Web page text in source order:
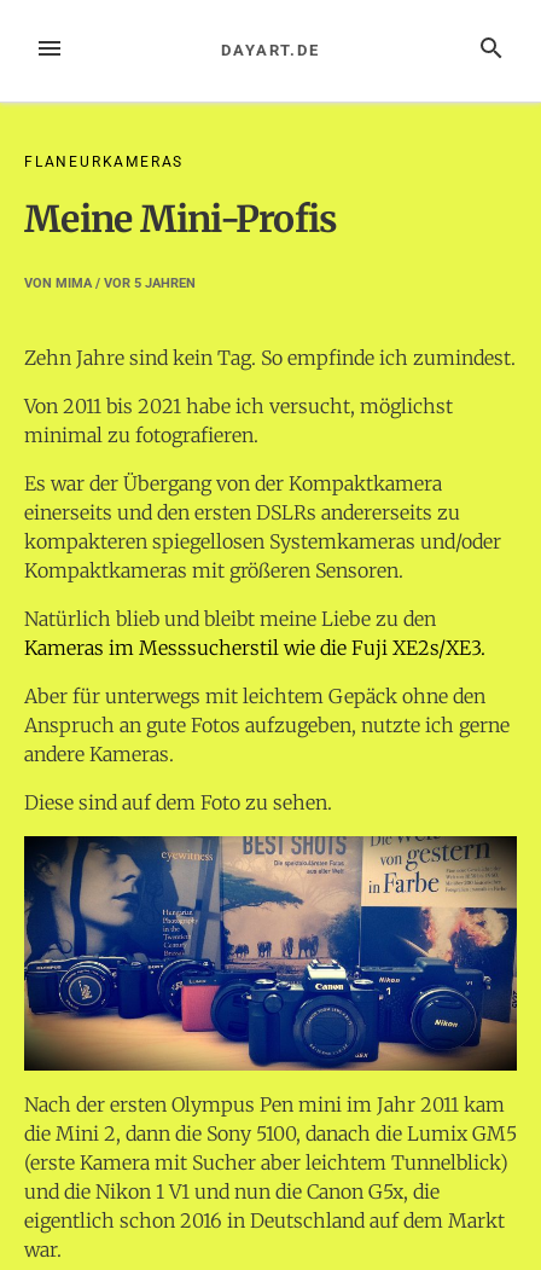
InhaltMENÜ SUCHE
DAYART.DE
FLANEURKAMERAS
Meine Mini-Profis
VON MIMA/ VOR 5 JAHREN
Zehn Jahre sind kein Tag. So empfinde ich zumindest.
Von 2011 bis 2021 habe ich versucht, möglichst
minimal zu fotografieren.
Es war der Übergang von der Kompaktkamera
einerseits und den ersten DSLRs andererseits zu
kompakteren spiegellosen Systemkameras und/oder
Kompaktkameras mit größeren Sensoren.
Natürlich blieb und bleibt meine Liebe zu den
Kameras im Messsucherstil wie die Fuji XE2s/XE3.
Aber für unterwegs mit leichtem Gepäck ohne den
Anspruch an gute Fotos aufzugeben, nutzte ich gerne
andere Kameras.
Diese sind auf dem Foto zu sehen.
Nach der ersten Olympus Pen mini im Jahr 2011 kam
die Mini 2, dann die Sony 5100, danach die Lumix GM5
(erste Kamera mit Sucher aber leichtem Tunnelblick)
und die Nikon 1 V1 und nun die Canon G5x, die
eigentlich schon 2016 in Deutschland auf dem Markt
war.